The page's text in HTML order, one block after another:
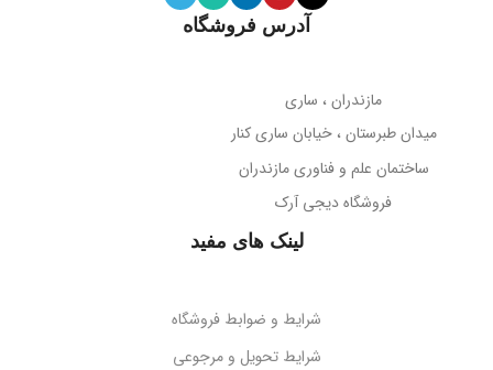
آدرس فروشگاه
مازندران ، ساری
میدان طبرستان ، خیابان ساری کنار
ساختمان علم و فناوری مازندران
فروشگاه دیجی آرک
لینک های مفید
شرایط و ضوابط فروشگاه
شرایط تحویل و مرجوعی